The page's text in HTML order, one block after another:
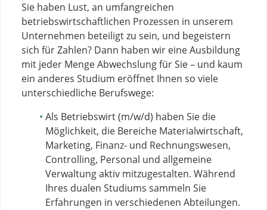
Sie haben Lust, an umfangreichen
betriebswirtschaftlichen Prozessen in unserem
Unternehmen beteiligt zu sein, und begeistern
sich für Zahlen? Dann haben wir eine Ausbildung
mit jeder Menge Abwechslung für Sie – und kaum
ein anderes Studium eröffnet Ihnen so viele
unterschiedliche Berufswege:
Als Betriebswirt (m/w/d) haben Sie die
Möglichkeit, die Bereiche Materialwirtschaft,
Marketing, Finanz- und Rechnungswesen,
Controlling, Personal und allgemeine
Verwaltung aktiv mitzugestalten. Während
Ihres dualen Studiums sammeln Sie
Erfahrungen in verschiedenen Abteilungen.